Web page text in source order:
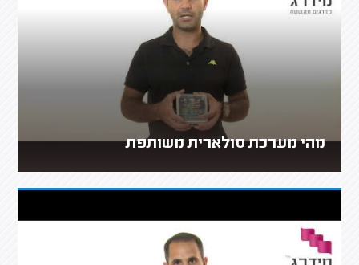
מהי מערכת סולארית משותפת